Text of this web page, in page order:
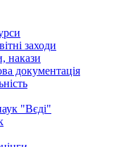
заходи
накази
документація
"Вєді"